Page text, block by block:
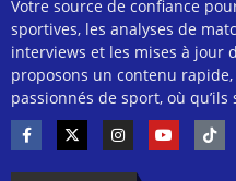
Votre source de confiance
sportives, les analyses de
interviews et les mises à jour
proposons un contenu
passionnés de sport, où qu’ils